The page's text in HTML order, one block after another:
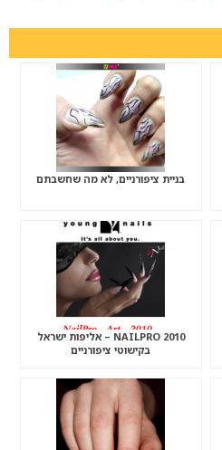
בניית ציפורניים, לא מה שחשבתם
NAILPRO 2010 – אליפות ישראל
בקישוטי ציפורניים